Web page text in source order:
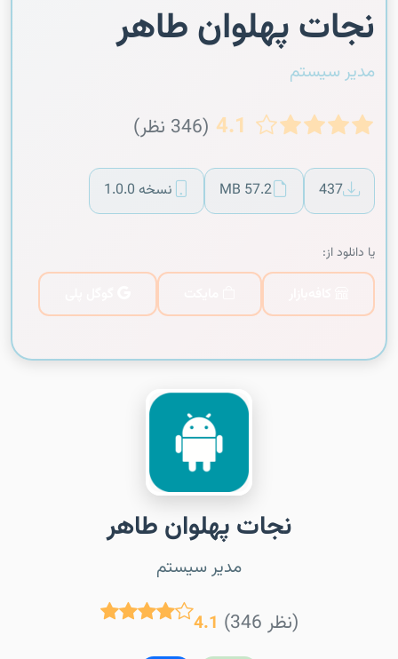
نجات پهلوان طاهر
مدیر سیستم
4.1 (346 نظر)
437
57.2 MB نسخه 1.0.0
یا دانلود از:
نجات پهلوان طاهر
مدیر سیستم
4.1 (346 نظر)